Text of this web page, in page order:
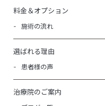
料金＆オプション
施術の流れ
選ばれる理由
患者様の声
治療院のご案内